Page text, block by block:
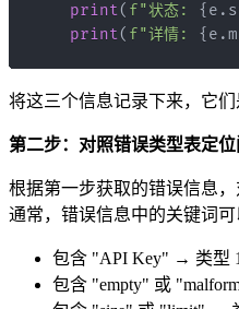
print( f"状态: { e .
print( f"详情: { e .
将这三个信息记录下来，它们
第二步：对照错误类型表定
根据第一步获取的错误信息，
通常，错误信息中的关键词可
包含 "API Key" → 类型
包含 "empty" 或